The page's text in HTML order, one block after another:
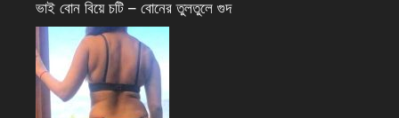
ভাই বোন বিয়ে চটি – বোনের তুলতুলে গুদ